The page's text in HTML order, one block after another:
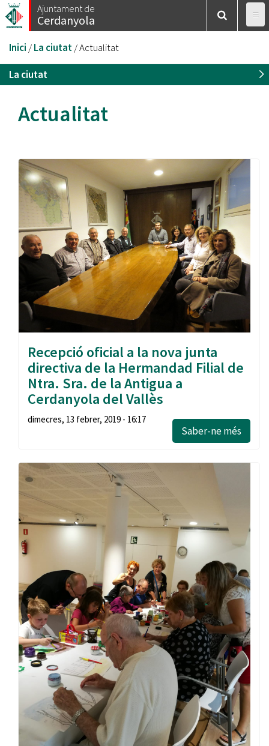
Vés
al
Ajuntament de
Cerdanyola
Esteu
aquí
Inici /La ciutat/Actualitat
La ciutat
Actualitat
Recepció oficial a la nova junta
directiva de la Hermandad Filial de
Ntra. Sra. de la Antigua a
Cerdanyola del Vallès
dimecres, 13 febrer, 2019 - 16:17
Saber-ne més